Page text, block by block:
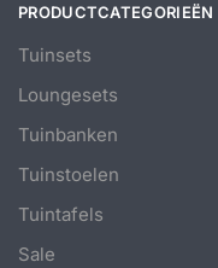
PRODUCTCATEGORIEËN
Tuinsets
Loungesets
Tuinbanken
Tuinstoelen
Tuintafels
Sale